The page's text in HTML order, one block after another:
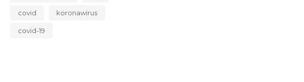
covid koronawirus
covid-19